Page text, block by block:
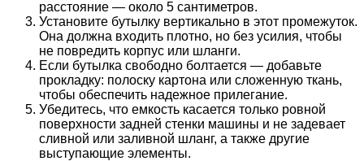
расстояние — около 5 сантиметров.
Установите бутылку вертикально в этот промежуток.
Она должна входить плотно, но без усилия, чтобы
не повредить корпус или шланги.
Если бутылка свободно болтается — добавьте
прокладку: полоску картона или сложенную ткань,
чтобы обеспечить надежное прилегание.
Убедитесь, что емкость касается только ровной
поверхности задней стенки машины и не задевает
сливной или заливной шланг, а также другие
выступающие элементы.